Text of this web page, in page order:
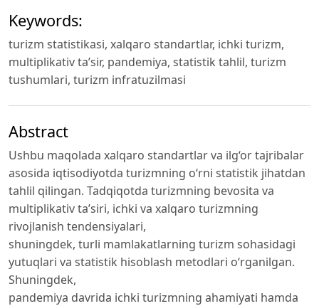
Keywords:
turizm statistikasi, xalqaro standartlar, ichki turizm,
multiplikativ ta’sir, pandemiya, statistik tahlil, turizm
tushumlari, turizm infratuzilmasi
Abstract
Ushbu maqolada xalqaro standartlar va ilg‘or tajribalar
asosida iqtisodiyotda turizmning o‘rni statistik jihatdan
tahlil qilingan. Tadqiqotda turizmning bevosita va
multiplikativ ta’siri, ichki va xalqaro turizmning
rivojlanish tendensiyalari,
shuningdek, turli mamlakatlarning turizm sohasidagi
yutuqlari va statistik hisoblash metodlari o‘rganilgan.
Shuningdek,
pandemiya davrida ichki turizmning ahamiyati hamda